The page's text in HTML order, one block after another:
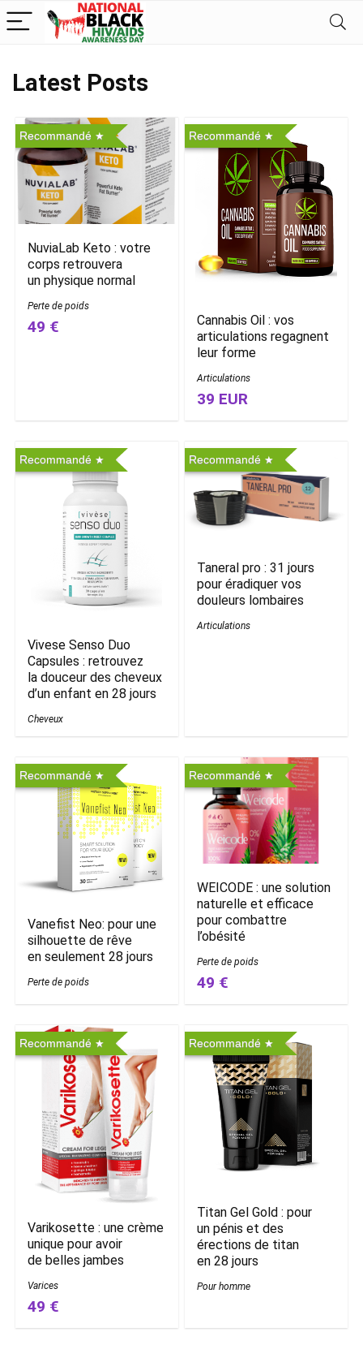
Latest Posts
Recommandé
NuviaLab Keto : votre
corps retrouvera
un physique normal
Perte de poids
49 €
Recommandé
Cannabis Oil : vos
articulations regagnent
leur forme
Articulations
39 EUR
Recommandé
Vivese Senso Duo
Capsules : retrouvez
la douceur des cheveux
d’un enfant en 28 jours
Cheveux
Recommandé
Taneral pro : 31 jours
pour éradiquer vos
douleurs lombaires
Articulations
Recommandé
Vanefist Neo: pour une
silhouette de rêve
en seulement 28 jours
Perte de poids
Recommandé
WEICODE : une solution
naturelle et efficace
pour combattre
l’obésité
Perte de poids
49 €
Recommandé
Varikosette : une crème
unique pour avoir
de belles jambes
Varices
49 €
Recommandé
Titan Gel Gold : pour
un pénis et des
érections de titan
en 28 jours
Pour homme